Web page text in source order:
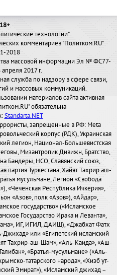
18+
технологии"
комментариев "Политком.RU"
2018
массовой информации Эл № ФС77-
2017 г.
служба по надзору в сфере связи,
и массовых коммуникаций.
материалов сайта активная
обязательна
Standarta.NET
запрещенные в РФ: Meta
корпус (РДК), Украинская
легион, Национал-Большевистская
Мизантропик Дивижн, Братство,
Бандеры, НСО, Славянский союз,
партия Туркестана, Хайят Тахрир аш-
мусульмане, Легион «Свобода
«Чеченская Республика Ичкерия»,
«Азов», полк «Азов»), «Айдар»,
государство» («Исламское
Государство Ирака и Леванта»,
ИГ, ИГИЛ, ДАИШ), «Джабхат Фатх
или «Египетский исламский
Тахрир-аш-Шам», «Аль-Каида», «Аш-
«Братья-мусульмане» («Аль-
татарского народа», «Хизб ут-
Эмират»), «Исламский джихад –